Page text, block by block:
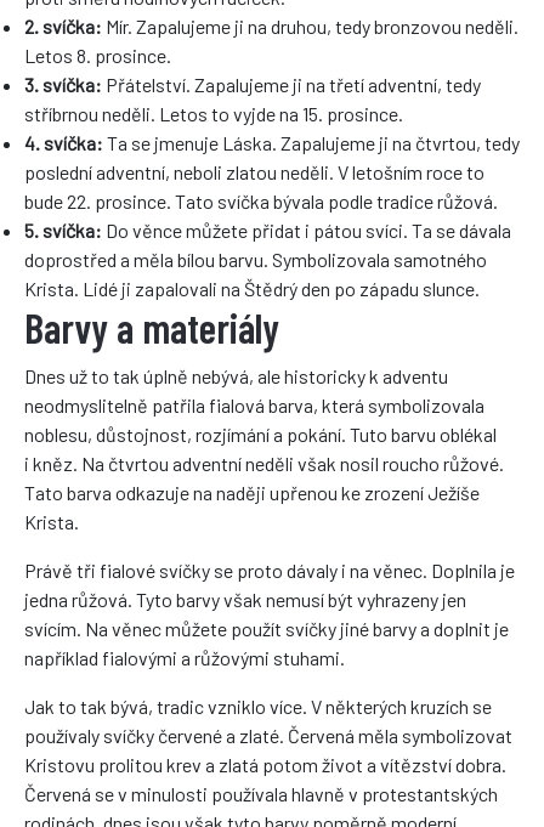
2. svíčka: Mír. Zapalujeme ji na druhou, tedy bronzovou neděli.
Letos 8. prosince.
3. svíčka: Přátelství. Zapalujeme ji na třetí adventní, tedy
stříbrnou neděli. Letos to vyjde na 15. prosince.
4. svíčka: Ta se jmenuje Láska. Zapalujeme ji na čtvrtou, tedy
poslední adventní, neboli zlatou neděli. V letošním roce to
bude 22. prosince. Tato svíčka bývala podle tradice růžová.
5. svíčka: Do věnce můžete přidat i pátou svíci. Ta se dávala
doprostřed a měla bílou barvu. Symbolizovala samotného
Krista. Lidé ji zapalovali na Štědrý den po západu slunce.
Barvy a materiály
Dnes už to tak úplně nebývá, ale historicky k adventu
neodmyslitelně patřila fialová barva, která symbolizovala
noblesu, důstojnost, rozjímání a pokání. Tuto barvu oblékal
i kněz. Na čtvrtou adventní neděli však nosil roucho růžové.
Tato barva odkazuje na naději upřenou ke zrození Ježíše
Krista.
Právě tři fialové svíčky se proto dávaly i na věnec. Doplnila je
jedna růžová. Tyto barvy však nemusí být vyhrazeny jen
svícím. Na věnec můžete použít svíčky jiné barvy a doplnit je
například fialovými a růžovými stuhami.
Jak to tak bývá, tradic vzniklo více. V některých kruzích se
používaly svíčky červené a zlaté. Červená měla symbolizovat
Kristovu prolitou krev a zlatá potom život a vítězství dobra.
Červená se v minulosti používala hlavně v protestantských
rodinách, dnes jsou však tyto barvy poměrně moderní